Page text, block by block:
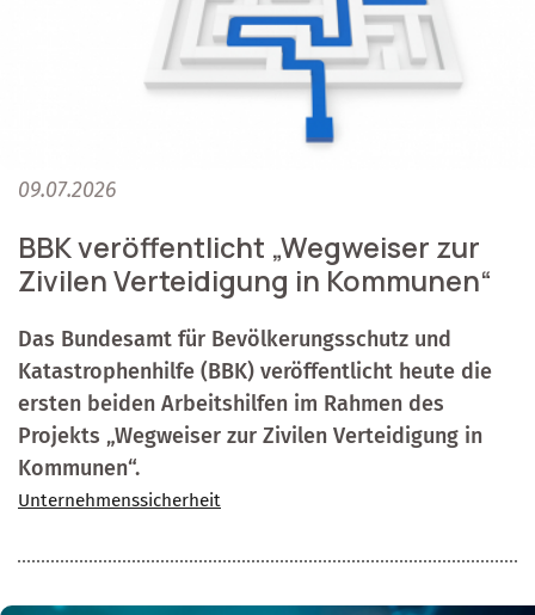
09.07.2026
BBK veröffentlicht „Wegweiser zur
Zivilen Verteidigung in Kommunen“
Das Bundesamt für Bevölkerungsschutz und
Katastrophenhilfe (BBK) veröffentlicht heute die
ersten beiden Arbeitshilfen im Rahmen des
Projekts „Wegweiser zur Zivilen Verteidigung in
Kommunen“.
Unternehmenssicherheit